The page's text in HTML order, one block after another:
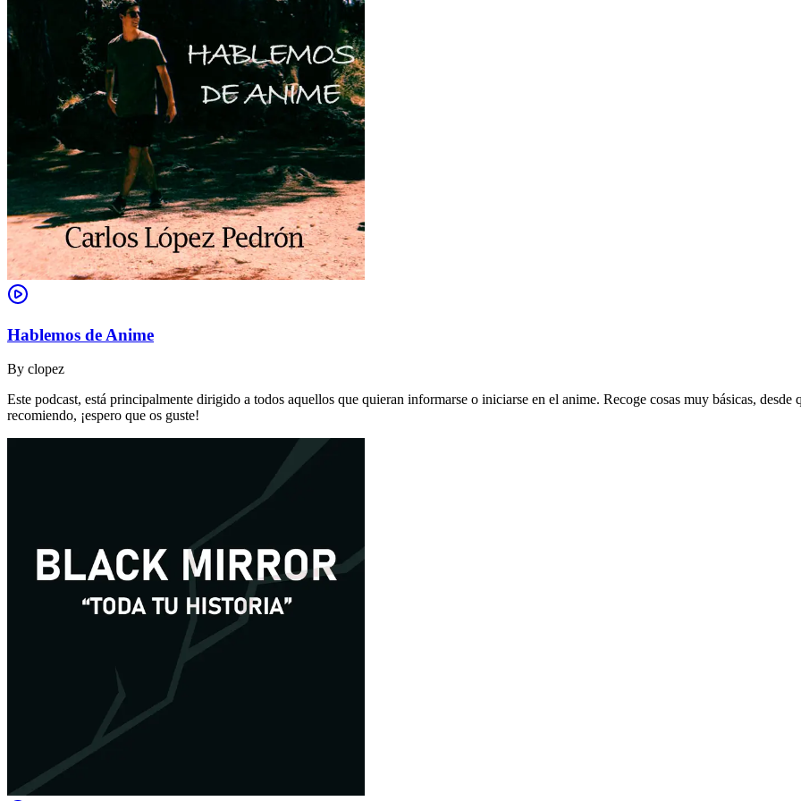
Hablemos de Anime
By clopez
Este podcast, está principalmente dirigido a todos aquellos que quieran informarse o iniciarse en el anime. Recoge cosas muy básicas, desde
recomiendo, ¡espero que os guste!